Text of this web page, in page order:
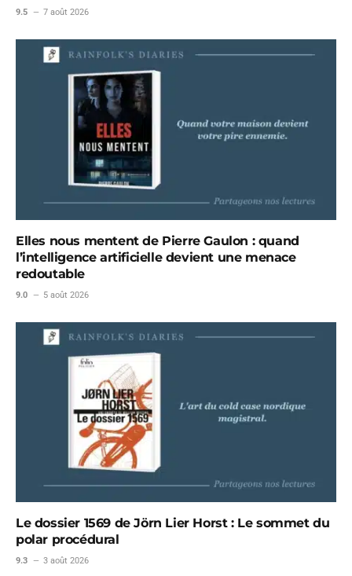
9.5 7 août 2026
Elles nous mentent de Pierre Gaulon : quand
l’intelligence artificielle devient une menace
redoutable
9.0 5 août 2026
Le dossier 1569 de Jörn Lier Horst : Le sommet du
polar procédural
9.3 3 août 2026